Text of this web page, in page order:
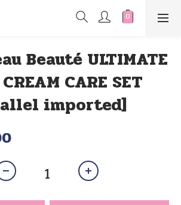
Beauté ULTIMATE
CARE SET
imported]